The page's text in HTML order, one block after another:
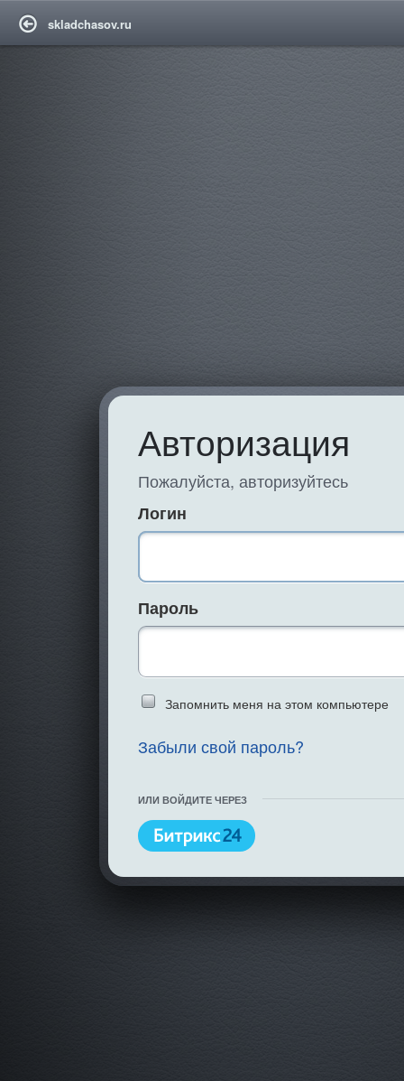
skladchasov.ru
Авторизация
Пожалуйста, авторизуйтесь
Логин
Пароль
Введите слово
Запомнить меня на этом компьютере
Забыли свой пароль?
ИЛИ ВОЙДИТЕ ЧЕРЕЗ